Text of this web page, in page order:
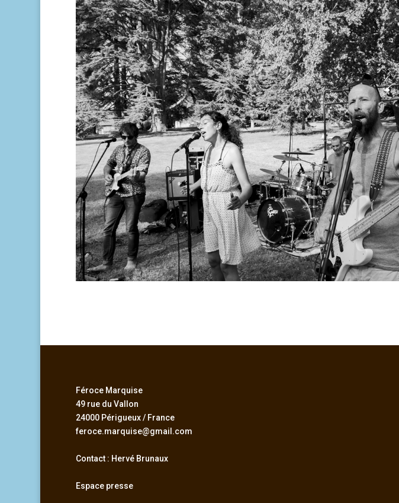
Féroce Marquise
49 rue du Vallon
24000 Périgueux / France
feroce.marquise@gmail.com
Contact : Hervé Brunaux
Espace presse